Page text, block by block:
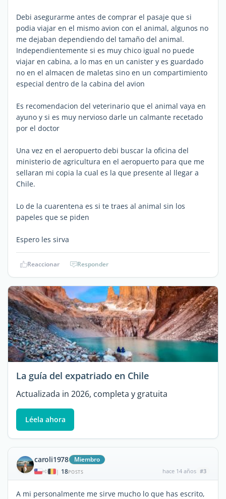
Debi asegurarme antes de comprar el pasaje que si
podia viajar en el mismo avion con el animal, algunos no
me dejaban dependiendo del tamaño del animal.
Independientemente si es muy chico igual no puede
viajar en cabina, a lo mas en un canister y es guardado
no en el almacen de maletas sino en un compartimiento
especial dentro de la cabina del avion
Es recomendacion del veterinario que el animal vaya en
ayuno y si es muy nervioso darle un calmante recetado
por el doctor
Una vez en el aeropuerto debi buscar la oficina del
ministerio de agricultura en el aeropuerto para que me
sellaran mi copia la cual es la que presente al llegar a
Chile.
Lo de la cuarentena es si te traes al animal sin los
papeles que se piden
Espero les sirva
Reaccionar Responder
La guía del expatriado en Chile
Actualizada in 2026, completa y gratuita
Léela ahora
caroli1978 Miembro
| 18POSTS hace 14 años #3
A mi personalmente me sirve mucho lo que has escrito,